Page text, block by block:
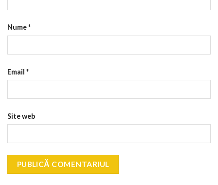
Nume*
Email *
Site web